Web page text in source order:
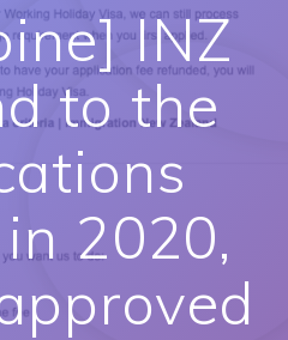
INZ
to the
2020,